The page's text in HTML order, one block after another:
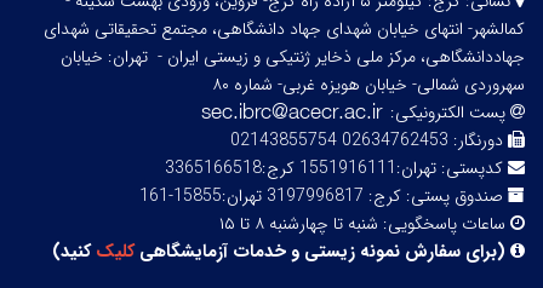
کمالشهر- انتهای خیابان شهدای جهاد دانشگاهی، مجتمع تحقیقاتی شهدای
جهاددانشگاهی، مرکز ملی ذخایر ژنتیکی و زیستی ایران - تهران: خیابان
سهروردی شمالی- خیابان هویزه غربی- شماره ۸۰
پست الکترونیکی:
دورنگار: 02634762453 02143855754
کدپستی: تهران:1551916111 کرج:3365166518
صندوق پستی: کرج: 3197996817 تهران:15855-161
ساعات پاسخگویی: شنبه تا چهارشنبه ۸ تا ۱۵
(برای سفارش نمونه زیستی و خدمات آزمایشگاهیکلیککنید)